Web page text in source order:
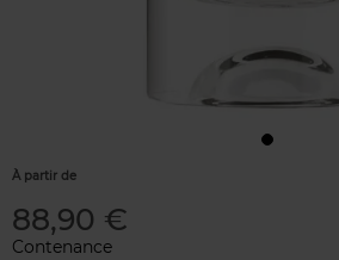
À partir de
88,90 €
Contenance